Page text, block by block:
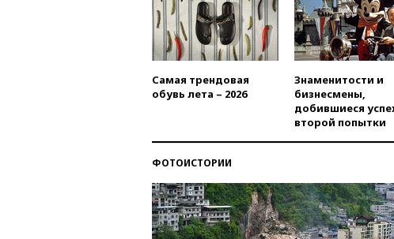
Самая трендовая
обувь лета – 2026
Знаменитости и
бизнесмены,
добившиеся
второй попытки
ФОТОИСТОРИИ